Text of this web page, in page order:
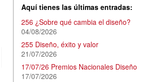
Aquí tienes las últimas entradas:
256 ¿Sobre qué cambia el diseño?
04/08/2026
255 Diseño, éxito y valor
21/07/2026
17/07/26 Premios Nacionales Diseño
17/07/2026